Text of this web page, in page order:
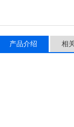
产品介绍 相